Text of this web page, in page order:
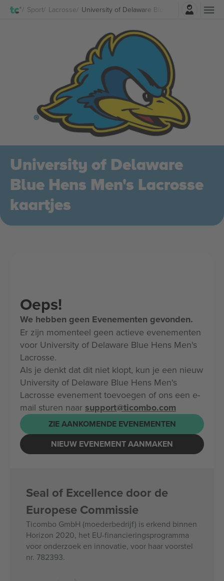
Sport Lacrosse University of Delaware Blue Hens Men's
Log in
University of Delaware
Blue Hens Men's Lacrosse
kaartjes
Oeps!
We hebben geen Evenementen gevonden.
Er zijn momenteel geen actieve evenementen
voor University of Delaware Blue Hens Men's
Lacrosse.
Als je denkt dat dit niet klopt, kun je een nieuw
University of Delaware Blue Hens Men's
Lacrosse evenement toevoegen of ons een e-
mail sturen naar support@ticombo.com
ZIE AANKOMENDE EVENEMENTEN
NIEUW EVENEMENT AANMAKEN
Seal of Excellence door de
Europese Commissie
Ticombo GmbH (moederbedrijf) is erkend binnen
Horizon 2020, het EU-financieringsprogramma
voor onderzoek en innovatie, voor haar voorstel
nr. 782393.